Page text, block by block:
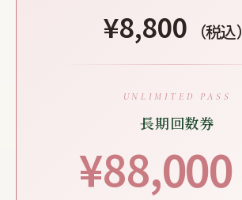
¥8,800 （税込）
UNLIMITED PASS
長期回数券
¥88,000